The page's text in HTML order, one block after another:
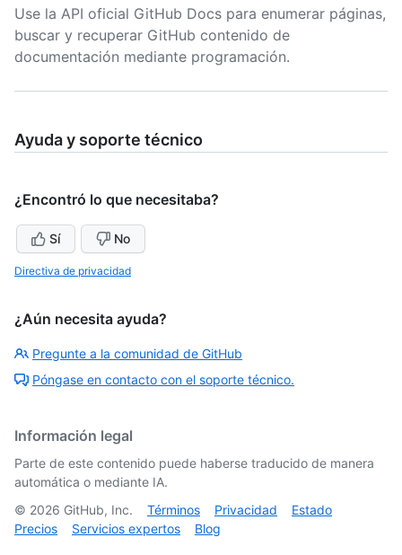
Use la API oficial GitHub Docs para enumerar páginas,
buscar y recuperar GitHub contenido de
documentación mediante programación.
Ayuda y soporte técnico
¿Encontró lo que necesitaba?
Sí No
Directiva de privacidad
¿Aún necesita ayuda?
Pregunte a la comunidad de GitHub
Póngase en contacto con el soporte técnico.
Información legal
Parte de este contenido puede haberse traducido de manera
automática o mediante IA.
© 2026 GitHub, Inc. Términos Privacidad
Estado
Precios
Servicios expertos Blog